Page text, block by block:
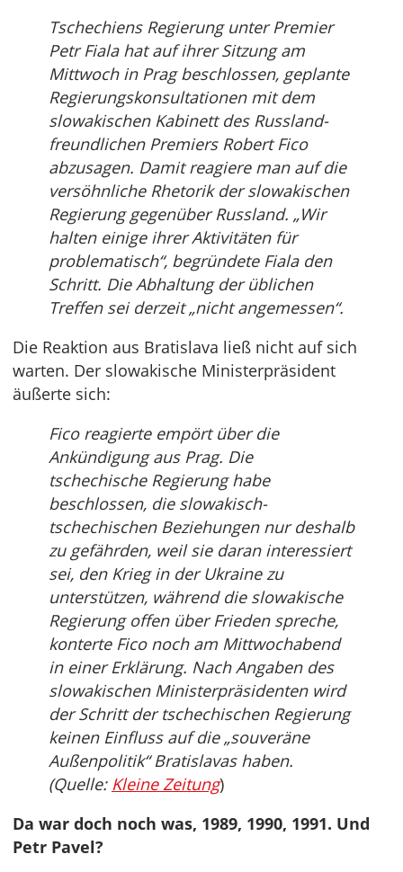
Tschechiens Regierung unter Premier
Petr Fiala hat auf ihrer Sitzung am
Mittwoch in Prag beschlossen, geplante
Regierungskonsultationen mit dem
slowakischen Kabinett des Russland-
freundlichen Premiers Robert Fico
abzusagen. Damit reagiere man auf die
versöhnliche Rhetorik der slowakischen
Regierung gegenüber Russland. „Wir
halten einige ihrer Aktivitäten für
problematisch“, begründete Fiala den
Schritt. Die Abhaltung der üblichen
Treffen sei derzeit „nicht angemessen“.
Die Reaktion aus Bratislava ließ nicht auf sich
warten. Der slowakische Ministerpräsident
äußerte sich:
Fico reagierte empört über die
Ankündigung aus Prag. Die
tschechische Regierung habe
beschlossen, die slowakisch-
tschechischen Beziehungen nur deshalb
zu gefährden, weil sie daran interessiert
sei, den Krieg in der Ukraine zu
unterstützen, während die slowakische
Regierung offen über Frieden spreche,
konterte Fico noch am Mittwochabend
in einer Erklärung. Nach Angaben des
slowakischen Ministerpräsidenten wird
der Schritt der tschechischen Regierung
keinen Einfluss auf die „souveräne
Außenpolitik“ Bratislavas haben.
(Quelle: Kleine Zeitung)
Da war doch noch was, 1989, 1990, 1991. Und
Petr Pavel?